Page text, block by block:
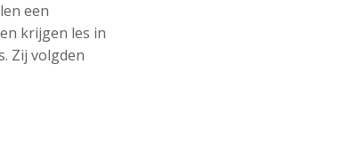
een
krijgen les in
Zij volgden